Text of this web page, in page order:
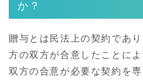
か？
贈与とは民法上の契約であ
方の双方が合意したことに
双方の合意が必要な契約を